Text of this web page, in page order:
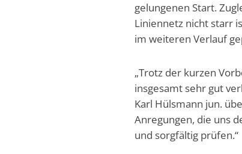
gelungenen Start.
Liniennetz nicht starr
im weiteren Verlauf
„Trotz der kurzen
insgesamt sehr gut
Karl Hülsmann jun.
Anregungen, die uns
und sorgfältig prüfen.“